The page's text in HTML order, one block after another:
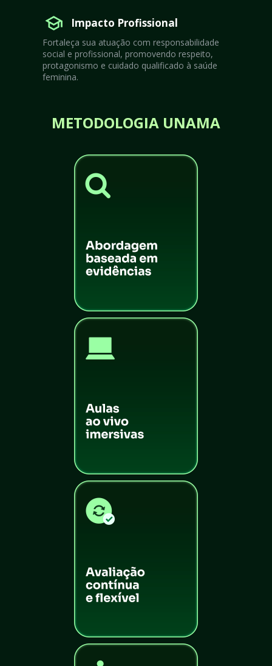
Impacto Profissional
Fortaleça sua atuação com responsabilidade
social e profissional, promovendo respeito,
protagonismo e cuidado qualificado à saúde
feminina.
METODOLOGIA UNAMA